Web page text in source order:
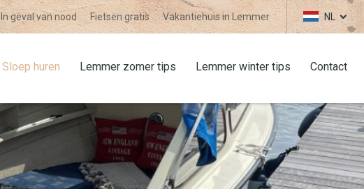
In geval van nood Fietsen gratis Vakantiehuis in Lemmer NL
Sloep huren Lemmer zomer tips Lemmer winter tips Contact